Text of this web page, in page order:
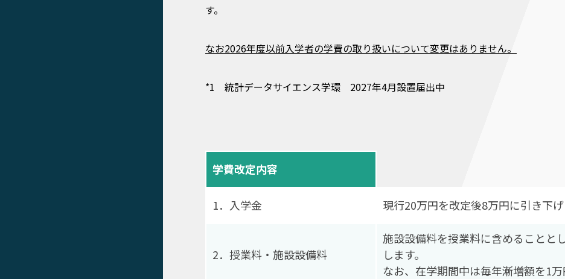
す。
なお2026年度以前入学者の学費の取り扱いについて変更はありません。
*1 統計データサイエンス学環 2027年4月設置届出中
学費改定内容
1．入学金 現行20万円を改定後8万円に引き下げ
2．授業料・施設設備料
施設設備料を授業料に含めることと
します。
なお、在学期間中は毎年漸増額を1万